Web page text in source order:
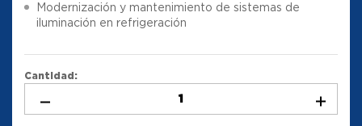
Modernización y mantenimiento de sistemas de
iluminación en refrigeración
Cantidad: